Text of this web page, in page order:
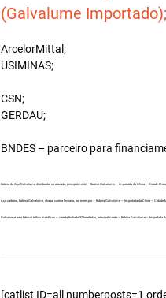
(Galvalume Importado);
ArcelorMittal;
USIMINAS;
CSN;
GERDAU;
BNDES – parceiro para
Bobina de Aço Galvalume distribuidor no atacado, principalmente – Bobina Galvalume – Importada da China – Cidade
Aço carbono, Bobina Galvalume, chapa, carreta fechada, por exemplo – Bobina Galvalume – Importada da China – Cidade
Galvalume para fabricar telhas metálicas – carreta fechada 32 toneladas, principalmente – Bobina Galvalume – Importada
[catlist ID=all numberposts=1